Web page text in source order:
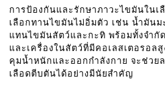
การป้องกันและรักษาภาวะไขมันในเ
เลือกทานไขมันไม่อิ่มตัว เช่น น้ำมัน
แทนไขมันสัตว์และกะทิ พร้อมทั้งจำกั
และเครื่องในสัตว์ที่มีคอเลสเตอรอล
คุมน้ำหนักและออกกำลังกาย จะช่วย
เลือดตีบตันได้อย่างมีนัยสำคัญ